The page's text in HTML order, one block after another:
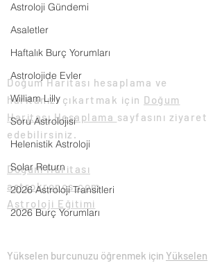
Astroloji Gündemi
Asaletler
Haftalık Burç Yorumları
Astrolojide Evler
William Lilly
Soru Astrolojisi
Helenistik Astroloji
Solar Return
2026 Astroloji Transitleri
2026 Burç Yorumları
Doğum Haritası hesaplama ve
haritanızı çıkartmak için Doğum
Haritası Hesaplama sayfasını ziyaret
edebilirsiniz.
Doğum Haritası
astrokronos.com
Astroloji Eğitimi
Yükselen burcunuzu öğrenmek için Yükselen